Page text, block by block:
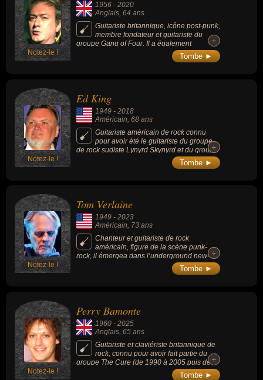
Notez-le !
1956 - 2020
Anglais, 64 ans
Guitariste britannique, icône post-punk,
membre fondateur et guitariste du
groupe Gang of Four. Il a également
collaboré avec d'autres groupes tels que
+
+
Tombe ►
Notez-le !
Ed King
1949 - 2018
Américain , 68 ans
Guitariste américain de rock connu
pour avoir été le guitariste du groupe
de rock sudiste Lynyrd Skynyrd et du groupe
de rock psychédélique Strawberry Alarm
+
+
Tombe ►
Notez-le !
Tom Verlaine
1949 - 2023
Américain, 73 ans
Chanteur et guitariste de rock
américain, figure de la scène punk-
rock, il émergea dans l’underground new-
yorkais à la fin des années 1970. Guitariste
réputé, il a aussi interprété vocalement les
nombreux musiciens de la scène Rock.
+
+
Tombe ►
Notez-le !
Perry Bamonte
1960 - 2025
Anglais, 65 ans
Guitariste et claviériste britannique de
rock, connu pour avoir fait partie du
groupe The Cure (de 1990 à 2005 puis de+
+
Tombe ►